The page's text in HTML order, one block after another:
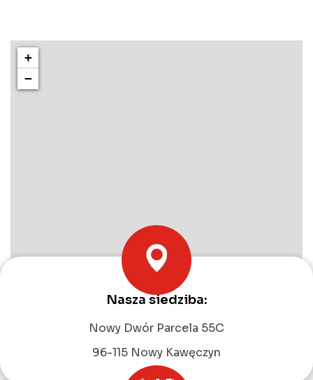
+
−
Nasza siedziba:
Nowy Dwór Parcela 55C
96-115 Nowy Kawęczyn